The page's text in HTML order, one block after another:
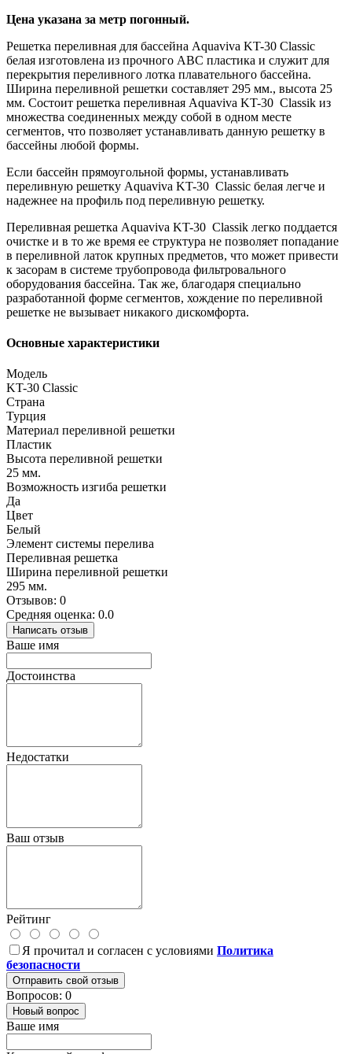
Цена указана за метр погонный.
Решетка переливная для бассейна Aquaviva KT-30 Classic
белая изготовлена из прочного АВС пластика и служит для
перекрытия переливного лотка плавательного бассейна.
Ширина переливной решетки составляет 295 мм., высота 25
мм. Состоит решетка переливная Aquaviva KT-30 Classik из
множества соединенных между собой в одном месте
сегментов, что позволяет устанавливать данную решетку в
бассейны любой формы.
Если бассейн прямоугольной формы, устанавливать
переливную решетку Aquaviva KT-30 Classic белая легче и
надежнее на профиль под переливную решетку.
Переливная решетка Aquaviva KT-30 Classik легко поддается
очистке и в то же время ее структура не позволяет попадание
в переливной латок крупных предметов, что может привести
к засорам в системе трубопровода фильтровального
оборудования бассейна. Так же, благодаря специально
разработанной форме сегментов, хождение по переливной
решетке не вызывает никакого дискомфорта.
Основные характеристики
Модель
KT-30 Classic
Страна
Турция
Материал переливной решетки
Пластик
Высота переливной решетки
25 мм.
Возможность изгиба решетки
Да
Цвет
Белый
Элемент системы перелива
Переливная решетка
Ширина переливной решетки
295 мм.
Отзывов: 0
Средняя оценка: 0.0
Написать отзыв
Ваше имя
Достоинства
Недостатки
Ваш отзыв
Рейтинг
Я прочитал и согласен с условиями Политика
безопасности
Отправить свой отзыв
Вопросов: 0
Новый вопрос
Ваше имя